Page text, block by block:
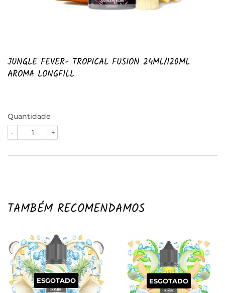
JUNGLE FEVER- TROPICAL FUSION 24ML/120ML
AROMA LONGFILL
Quantidade
+
-
TAMBÉM RECOMENDAMOS
ESGOTADO ESGOTADO